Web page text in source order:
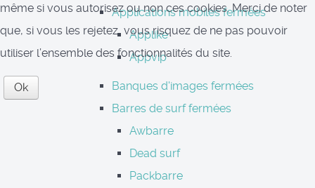
Applications mobiles fermées
Applike
Appvip
Banques d'images fermées
Barres de surf fermées
Awbarre
Dead surf
Packbarre
même si vous autorisez ou non ces cookies. Merci de noter
que, si vous les rejetez, vous risquez de ne pas pouvoir
utiliser l’ensemble des fonctionnalités du site.
Ok